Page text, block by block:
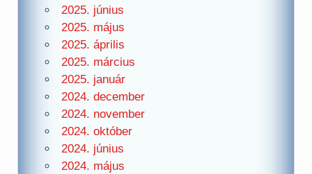
2025. június
2025. május
2025. április
2025. március
2025. január
2024. december
2024. november
2024. október
2024. június
2024. május